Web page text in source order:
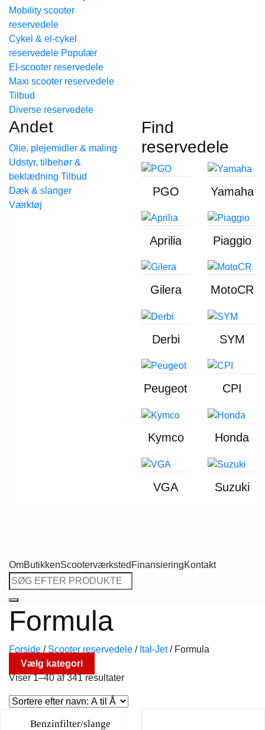
Mobility scooter
reservedele
Cykel & el-cykel
reservedele
El-scooter reservedele
Maxi scooter reservedele
Diverse reservedele
Andet
Olie, plejemidler & maling
Udstyr, tilbehør &
beklædning
Dæk & slanger
Værktøj
Find
reservedele
PGO Yamaha
Aprilia Piaggio
Gilera MotoCR
Derbi SYM
Peugeot CPI
Kymco Honda
VGA Suzuki
OmButikkenScooterværksted FinansieringKontakt
Søg
efter:
Formula
Forside / Scooter reservedele / Ital-Jet /Formula
Vælg kategori
Viser 1–40 af 341 resultater
Benzinfilter/slange